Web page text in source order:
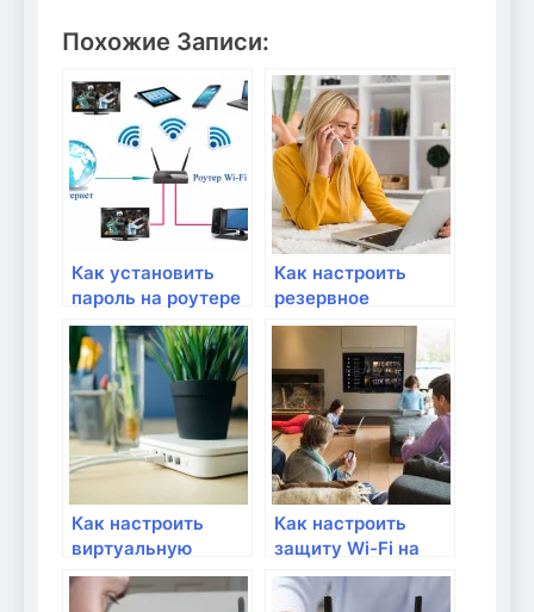
Похожие Записи:
Как установить
пароль на роутере
для защиты сети?
Как настроить
резервное
копирование на
роутере?
Как настроить
виртуальную
частную сеть на
роутере?
Как настроить
защиту Wi-Fi на
своем роутере?